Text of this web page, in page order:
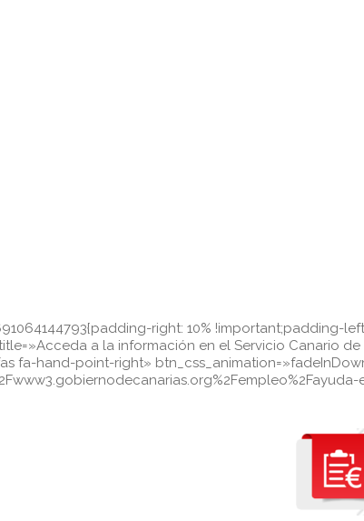
right: 10% !important;padding-
a la información en el Servicio Canario
fa-hand-point-right»